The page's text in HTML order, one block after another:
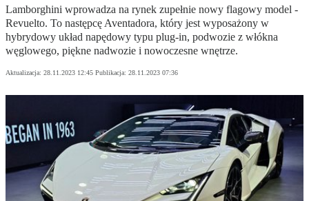
Lamborghini wprowadza na rynek zupełnie nowy flagowy model -
Revuelto. To następcę Aventadora, który jest wyposażony w
hybrydowy układ napędowy typu plug-in, podwozie z włókna
węglowego, piękne nadwozie i nowoczesne wnętrze.
Aktualizacja: 28.11.2023 12:45 Publikacja: 28.11.2023 07:36